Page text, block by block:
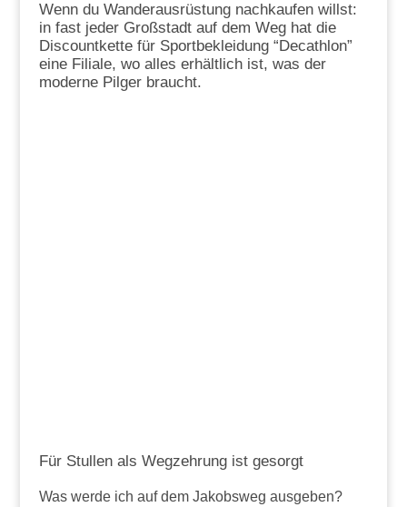
Wenn du Wanderausrüstung nachkaufen willst:
in fast jeder Großstadt auf dem Weg hat die
Discountkette für Sportbekleidung “Decathlon”
eine Filiale, wo alles erhältlich ist, was der
moderne Pilger braucht.
Für Stullen als Wegzehrung ist gesorgt
Was werde ich auf dem Jakobsweg ausgeben?